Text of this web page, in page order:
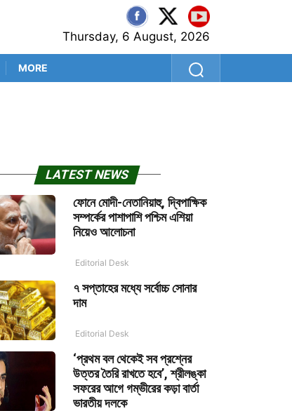
Thursday, 6 August, 2026
MORE
LATEST NEWS
ফোনে মোদী-নেতানিয়াহু, দ্বিপাক্ষিক
সম্পর্কের পাশাপাশি পশ্চিম এশিয়া
নিয়েও আলোচনা
Editorial Desk
৭ সপ্তাহের মধ্যে সর্বোচ্চ সোনার
দাম
Editorial Desk
‘প্রথম বল থেকেই সব প্রশ্নের
উত্তর তৈরি রাখতে হবে’, শ্রীলঙ্কা
সফরের আগে গম্ভীরের কড়া বার্তা
ভারতীয় দলকে